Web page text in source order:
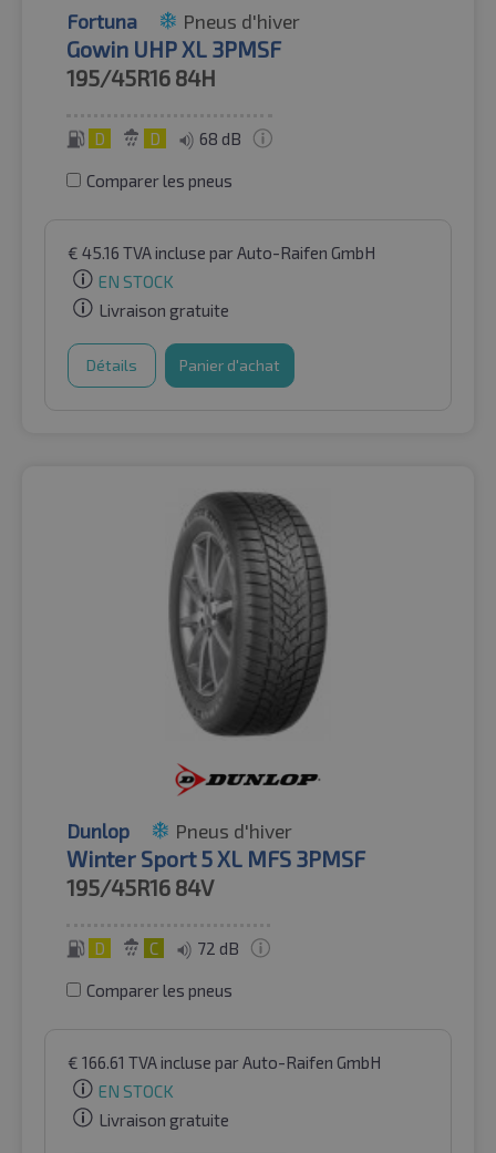
Fortuna Pneus d'hiver
Gowin UHP XL 3PMSF
195/45R16 84H
D D 68 dB
Comparer les pneus
€ 45.16 TVA incluse par Auto-Raifen GmbH
EN STOCK
Livraison gratuite
Détails Panier d'achat
Dunlop Pneus d'hiver
Winter Sport 5 XL MFS 3PMSF
195/45R16 84V
D C 72 dB
Comparer les pneus
€ 166.61 TVA incluse par Auto-Raifen GmbH
EN STOCK
Livraison gratuite